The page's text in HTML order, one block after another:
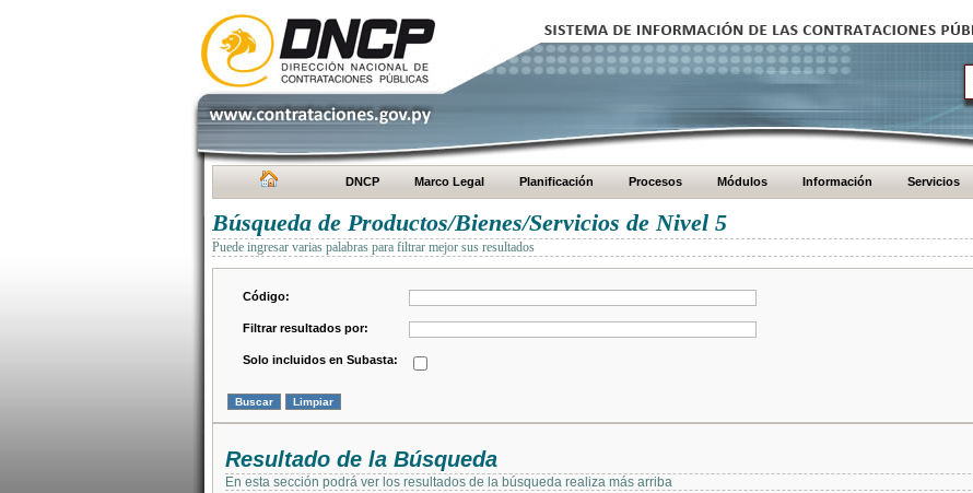
DNCP Marco Legal Planificación Procesos Módulos Información Servicios
Búsqueda de Productos/Bienes/Servicios de Nivel 5
Puede ingresar varias palabras para filtrar mejor sus resultados
Código:
Filtrar resultados por:
Solo incluidos en Subasta:
Resultado de la Búsqueda
En esta sección podrá ver los resultados de la búsqueda realiza más arriba